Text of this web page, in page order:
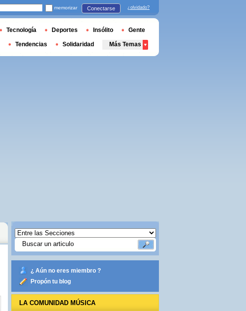
¿ Aún no eres miembro ?
Propón tu blog
LA COMUNIDAD MÚSICA
memorizar Conectarse ¿olvidado?
Tecnología Deportes Insólito Gente
Tendencias Solidaridad Más Temas